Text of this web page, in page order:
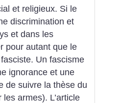
et religieux. Si le
discrimination et
et dans les
pour autant que le
Un fascisme
ignorance et une
de suivre la thèse du
armes). L’article